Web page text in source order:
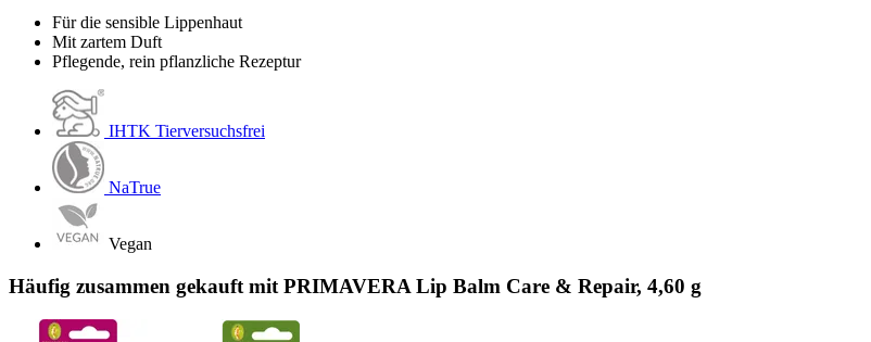
Für die sensible Lippenhaut
Mit zartem Duft
Pflegende, rein pflanzliche Rezeptur
IHTK Tierversuchsfrei
NaTrue
Vegan
Häufig zusammen gekauft mit PRIMAVERA Lip Balm Care & Repair, 4,60 g